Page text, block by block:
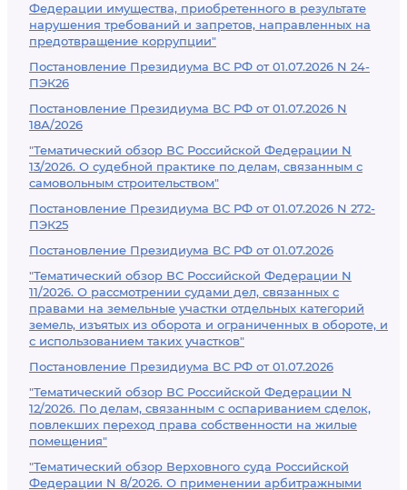
Федерации имущества, приобретенного в результате
нарушения требований и запретов, направленных на
предотвращение коррупции"
Постановление Президиума ВС РФ от 01.07.2026 N 24-
ПЭК26
Постановление Президиума ВС РФ от 01.07.2026 N
18А/2026
"Тематический обзор ВС Российской Федерации N
13/2026. О судебной практике по делам, связанным с
самовольным строительством"
Постановление Президиума ВС РФ от 01.07.2026 N 272-
ПЭК25
Постановление Президиума ВС РФ от 01.07.2026
"Тематический обзор ВС Российской Федерации N
11/2026. О рассмотрении судами дел, связанных с
правами на земельные участки отдельных категорий
земель, изъятых из оборота и ограниченных в обороте, и
с использованием таких участков"
Постановление Президиума ВС РФ от 01.07.2026
"Тематический обзор ВС Российской Федерации N
12/2026. По делам, связанным с оспариванием сделок,
повлекших переход права собственности на жилые
помещения"
"Тематический обзор Верховного суда Российской
Федерации N 8/2026. О применении арбитражными